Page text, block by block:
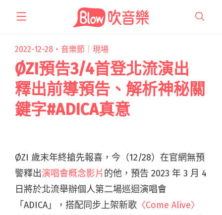
2022-12-28・ 音樂節｜現場
ØZI預告3/4首登北流演出
釋出前導預告、解析神秘關
鍵字#ADICA真意
ØZI 歲末年終搶先報喜，今（12/28）在官網無預
警釋出演唱會概念影片 的他，預告 2023 年 3 月 4
日將於北流舉辦個人第二場巡迴演唱會
「ADICA」，搭配同步上架新歌 〈Come Alive〉